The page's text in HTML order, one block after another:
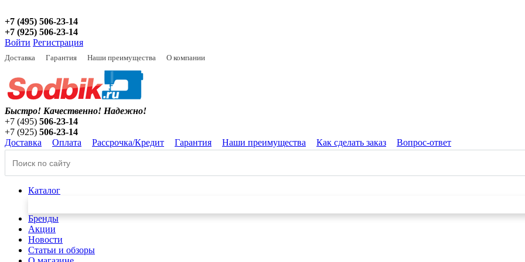
+7 (495) 506-23-14
+7 (925) 506-23-14
Войти Регистрация
Доставка Гарантия Наши преимущества О компании
Быстро! Качественно! Надежно!
+7 (495) 506-23-14
+7 (925) 506-23-14
Доставка
Оплата Рассрочка/Кредит Гарантия Наши преимущества Как сделать заказ Вопрос-ответ
Каталог
Бренды
Акции
Новости
Статьи и обзоры